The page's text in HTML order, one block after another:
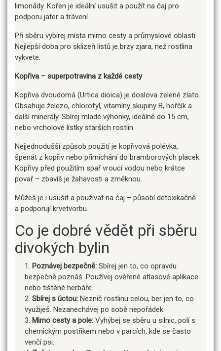
limonády. Kořen je ideální usušit a použít na čaj pro
podporu jater a trávení.
Při sběru vybírej místa mimo cesty a průmyslové oblasti.
Nejlepší doba pro sklizeň listů je brzy zjara, než rostlina
vykvete.
Kopřiva – superpotravina z každé cesty
Kopřiva dvoudomá (Urtica dioica) je doslova zelené zlato.
Obsahuje železo, chlorofyl, vitamíny skupiny B, hořčík a
další minerály. Sbírej mladé výhonky, ideálně do 15 cm,
nebo vrcholové lístky starších rostlin.
Nejjednodušší způsob použití je kopřivová polévka,
špenát z kopřiv nebo přimíchání do bramborových placek.
Kopřivy před použitím spař vroucí vodou nebo krátce
povař – zbavíš je žahavosti a změknou.
Můžeš je i usušit a používat na čaj – působí detoxikačně
a podporují krvetvorbu.
Co je dobré vědět při sběru
divokých bylin
Poznávej bezpečně: Sbírej jen to, co opravdu
bezpečně poznáš. Používej ověřené atlasové aplikace
nebo tištěné herbáře.
Sbírej s úctou: Neznič rostlinu celou, ber jen to, co
využiješ. Nezanechávej po sobě nepořádek.
Mimo cesty a pole: Vyhýbej se sběru u silnic, polí s
chemickým postřikem nebo v parcích, kde se často
venčí psi.